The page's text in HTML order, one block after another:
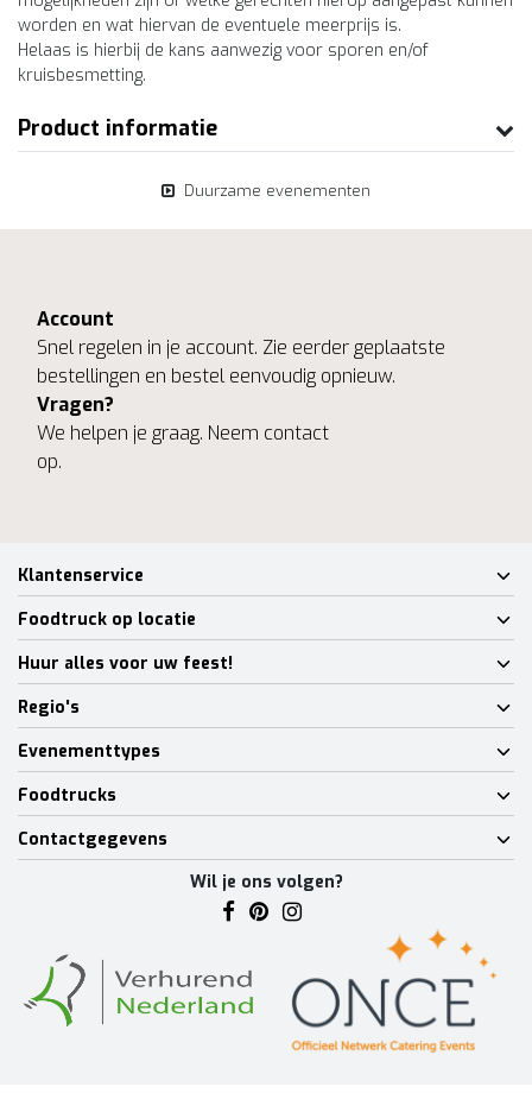
worden en wat hiervan de eventuele meerprijs is.
Helaas is hierbij de kans aanwezig voor sporen en/of
kruisbesmetting.
Product informatie
Duurzame evenementen
Account
Snel regelen in je account. Zie eerder geplaatste
bestellingen en bestel eenvoudig opnieuw.
Vragen?
We helpen je graag. Neem contact
op.
Klantenservice
Foodtruck op locatie
Huur alles voor uw feest!
Regio's
Evenementtypes
Foodtrucks
Contactgegevens
Wil je ons volgen?